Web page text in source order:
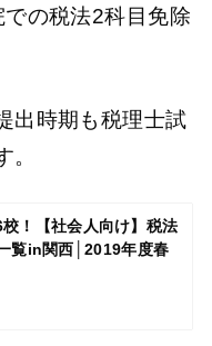
の税法2科目免除
出時期も税理士試
！【社会人向け】税法
覧in関西│2019年度春